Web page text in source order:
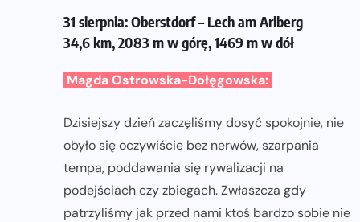
31 sierpnia: Oberstdorf – Lech am Arlberg
34,6 km, 2083 m w górę, 1469 m w dół
Magda Ostrowska-Dołęgowska:
Dzisiejszy dzień zaczęliśmy dosyć spokojnie, nie
obyło się oczywiście bez nerwów, szarpania
tempa, poddawania się rywalizacji na
podejściach czy zbiegach. Zwłaszcza gdy
patrzyliśmy jak przed nami ktoś bardzo sobie nie